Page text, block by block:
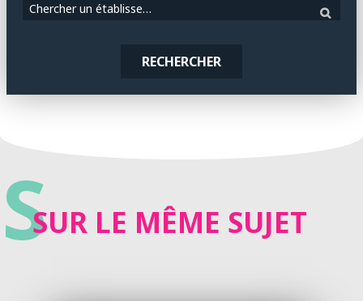
Chercher un établissement
RECHERCHER
SSUR LE MÊME SUJET